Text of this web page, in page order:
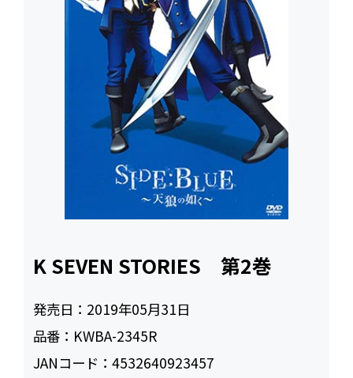
K SEVEN STORIES 第2巻
発売日： 2019年05月31日
品番： KWBA-2345R
JANコード：4532640923457